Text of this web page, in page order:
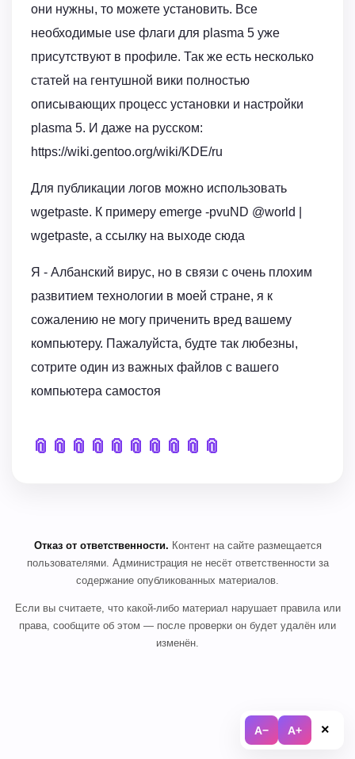
A− A+ ×
они нужны, то можете установить. Все
необходимые use флаги для plasma 5 уже
присутствуют в профиле. Так же есть несколько
статей на гентушной вики полностью
описывающих процесс установки и настройки
plasma 5. И даже на русском:
https://wiki.gentoo.org/wiki/KDE/ru
Для публикации логов можно использовать
wgetpaste. К примеру emerge -pvuND @world |
wgetpaste, а ссылку на выходе сюда
Я - Албанский вирус, но в связи с очень плохим
развитием технологии в моей стране, я к
сожалению не могу приченить вред вашему
компьютеру. Пажалуйста, будте так любезны,
сотрите один из важных файлов с вашего
компьютера самостоя
📎 📎 📎 📎 📎 📎 📎 📎 📎 📎
Отказ от ответственности. Контент на сайте размещается
пользователями. Администрация не несёт ответственности за
содержание опубликованных материалов.
Если вы считаете, что какой-либо материал нарушает правила или
права, сообщите об этом — после проверки он будет удалён или
изменён.